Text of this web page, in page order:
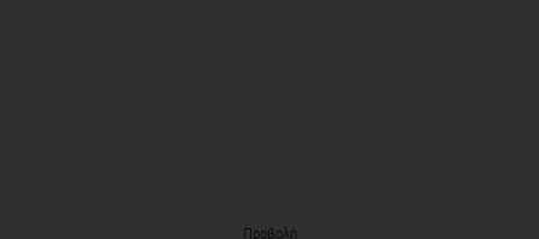
Προβολή